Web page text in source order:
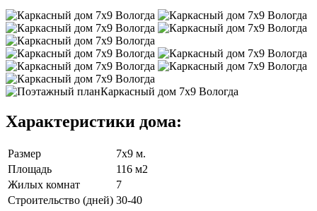
Характеристики дома:
Размер
7х9 м.
Площадь
116 м2
Жилых комнат
7
Строительство (дней) 30-40